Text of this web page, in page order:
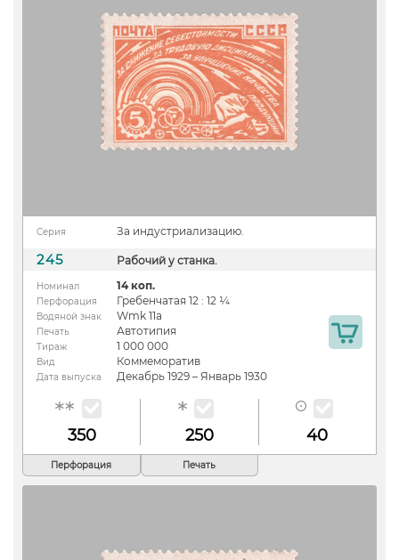
Серия За индустриализацию.
245 Рабочий у станка.
Номинал 14 коп.
Перфорация Гребенчатая 12 : 12 ¼
Водяной знак Wmk 11a
Печать Автотипия
Тираж 1 000 000
Вид Коммеморатив
Дата выпуска Декабрь 1929 – Январь 1930
350 250 40
Перфорация Печать